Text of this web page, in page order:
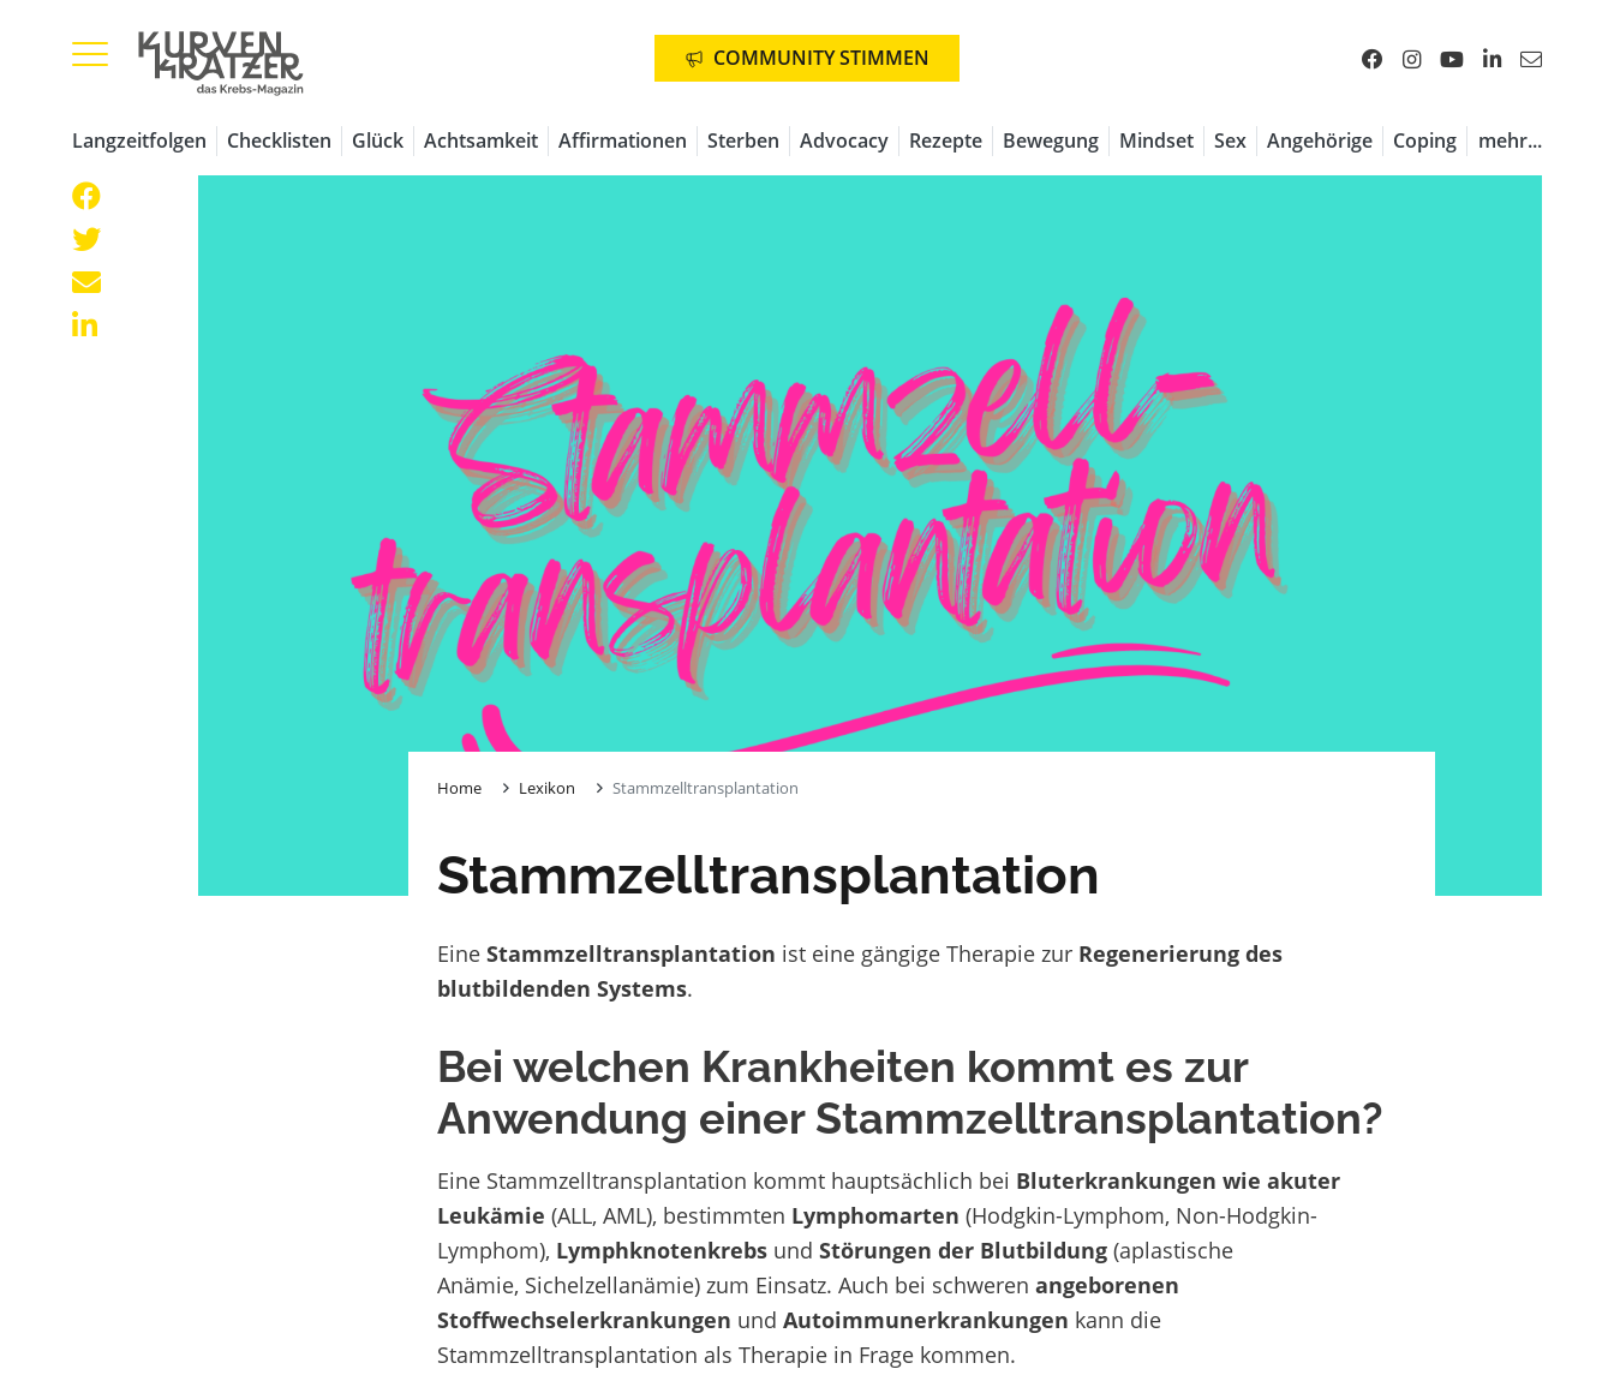
COMMUNITY STIMMEN
Langzeitfolgen Checklisten Glück Achtsamkeit Affirmationen Sterben Advocacy Rezepte Bewegung Mindset Sex Angehörige Coping mehr...
Home Lexikon Stammzelltransplantation
Stammzelltransplantation
Eine Stammzelltransplantation ist eine gängige Therapie zur Regenerierung des
blutbildenden Systems.
Bei welchen Krankheiten kommt es zur
Anwendung einer Stammzelltransplantation?
Eine Stammzelltransplantation kommt hauptsächlich bei Bluterkrankungen wie akuter
Leukämie (ALL, AML), bestimmten Lymphomarten (Hodgkin-Lymphom, Non-Hodgkin-
Lymphom), Lymphknotenkrebsund Störungen der Blutbildung(aplastische
Anämie, Sichelzellanämie) zum Einsatz. Auch bei schweren angeborenen
Stoffwechselerkrankungen und Autoimmunerkrankungen kann die
Stammzelltransplantation als Therapie in Frage kommen.